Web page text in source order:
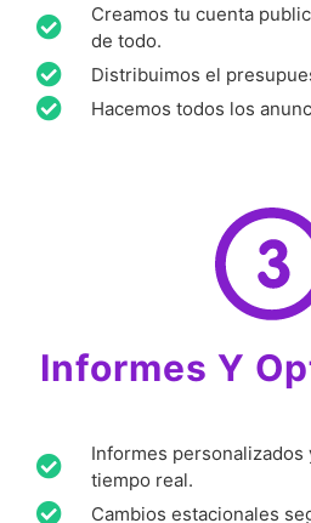
Creamos tu cuenta
de todo.
Distribuimos el
Hacemos todos los
Informes Y
Informes personalizados
tiempo real.
Cambios estacionales